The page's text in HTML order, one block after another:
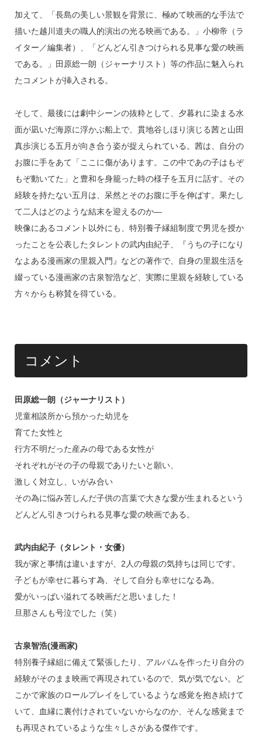
加えて、「長島の美しい景観を背景に、極めて映画的な手法で
描いた越川道夫の職人的演出の光る映画である。」小柳帝（ラ
イター／編集者）、「どんどん引きつけられる見事な愛の映画
である。」田原総一朗（ジャーナリスト）等の作品に魅入られ
たコメントが挿入される。
そして、最後には劇中シーンの抜粋として、夕暮れに染まる水
面が凪いだ海原に浮かぶ船上で、貫地谷しほり演じる茜と山田
真歩演じる五月が向き合う姿が捉えられている。茜は、自分の
お腹に手をあて「ここに傷があります。この中であの子はもぞ
もぞ動いてた」と豊和を身籠った時の様子を五月に話す。その
経験を持たない五月は、呆然とそのお腹に手を伸ばす。果たし
て二人はどのような結末を迎えるのか―
映像にあるコメント以外にも、特別養子縁組制度で男児を授か
ったことを公表したタレントの武内由紀子、『うちの子になり
なよある漫画家の里親入門』などの著作で、自身の里親生活を
綴っている漫画家の古泉智浩など、実際に里親を経験している
方々からも称賛を得ている。
コメント
田原総一朗（ジャーナリスト）
児童相談所から預かった幼児を
育てた女性と
行方不明だった産みの母である女性が
それぞれがその子の母親でありたいと願い、
激しく対立し、いがみ合い
その為に悩み苦しんだ子供の言葉で大きな愛が生まれるという
どんどん引きつけられる見事な愛の映画である。
武内由紀子（タレント・女優）
我が家と事情は違いますが、2人の母親の気持ちは同じです。
子どもが幸せに暮らす為、そして自分も幸せになる為。
愛がいっぱい溢れてる映画だと思いました！
旦那さんも号泣でした（笑）
古泉智浩(漫画家)
特別養子縁組に備えて緊張したり、アルバムを作ったり自分の
経験がそのまま映画で再現されているので、気が気でない。ど
こかで家族のロールプレイをしているような感覚を抱き続けて
いて、血縁に裏付けされていないからなのか、そんな感覚まで
も再現されているような生々しさがある傑作です。